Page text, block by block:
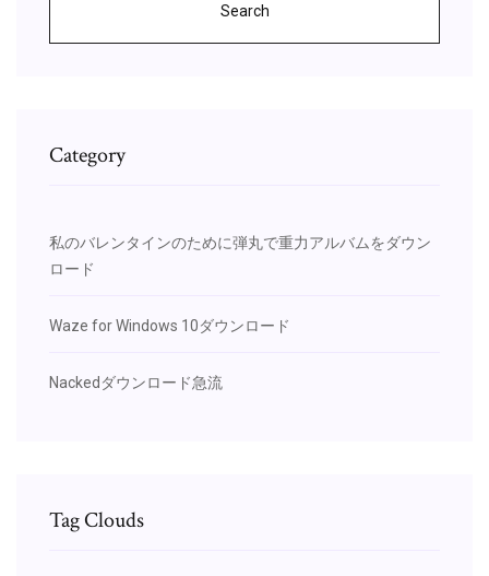
Search
Category
私のバレンタインのために弾丸で重力アルバムをダウン
ロード
Waze for Windows 10ダウンロード
Nackedダウンロード急流
Tag Clouds